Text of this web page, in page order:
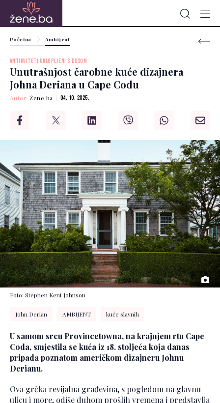
Početna Ambijent
ANTIKVITETI UKLOPLJENI S DUŠOM
Unutrašnjost čarobne kuće dizajnera
Johna Deriana u Cape Codu
Autor:Žene.ba 04. 10. 2025.
Foto: Stephen Kent Johnson
John Derian AMBIJENT kuće slavnih
U samom srcu Provincetowna, na krajnjem rtu Cape
Coda, smjestila se kuća iz 18. stoljeća koja danas
pripada poznatom američkom dizajneru Johnu
Derianu.
Ova grčka revijalna građevina, s pogledom na glavnu
ulicu i more, odiše duhom prošlih vremena i predstavlja